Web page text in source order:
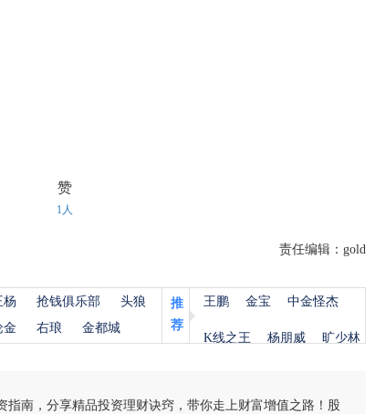
赞
1人
责任编辑：gold
杨 抢钱俱乐部
头狼
金 右琅 金都城
推
荐
王鹏 金宝 中金怪杰
K线之王 杨朋威 旷少林
指南，分享精品投资理财诀窍，带你走上财富增值之路！股